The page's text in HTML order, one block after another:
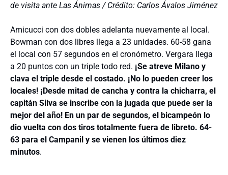
de visita ante Las Ánimas / Crédito: Carlos Ávalos Jiménez
Amicucci con dos dobles adelanta nuevamente al local.
Bowman con dos libres llega a 23 unidades. 60-58 gana
el local con 57 segundos en el cronómetro. Vergara llega
a 20 puntos con un triple todo red. ¡Se atreve Milano y
clava el triple desde el costado. ¡No lo pueden creer los
locales! ¡Desde mitad de cancha y contra la chicharra, el
capitán Silva se inscribe con la jugada que puede ser la
mejor del año! En un par de segundos, el bicampeón lo
dio vuelta con dos tiros totalmente fuera de libreto. 64-
63 para el Campanil y se vienen los últimos diez
minutos.